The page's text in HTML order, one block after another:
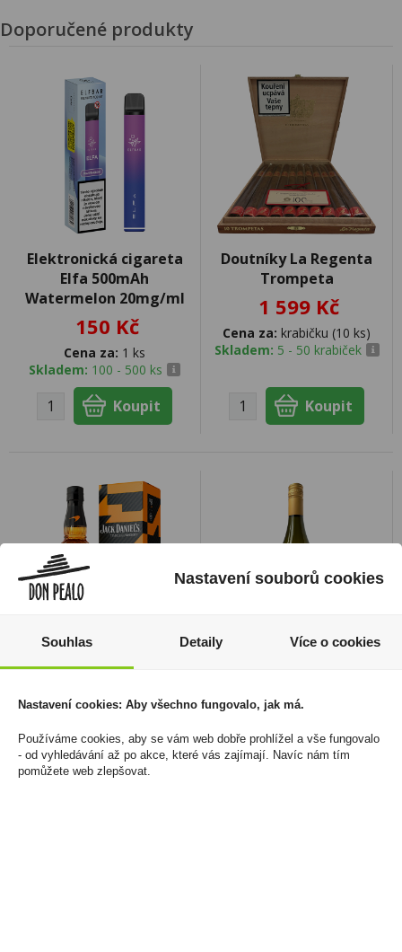
Doporučené produkty
Elektronická cigareta
Elfa 500mAh
Watermelon 20mg/ml
150 Kč
Cena za: 1 ks
Skladem: 100 - 500 ks
Doutníky La Regenta
Trompeta
1 599 Kč
Cena za: krabičku (10 ks)
Skladem: 5 - 50 krabiček
Whisky Jack Daniels
Limited edition 2026
649 Kč
Cena za:1 ks
85 Kč
Cena za:1 ks
Skladem:50 - 100 ks
Nastavení souborů cookies
Souhlas Detaily Více o cookies
Nastavení cookies: Aby všechno fungovalo, jak má.
Používáme cookies, aby se vám web dobře prohlížel a vše fungovalo
- od vyhledávání až po akce, které vás zajímají. Navíc nám tím
pomůžete web zlepšovat.